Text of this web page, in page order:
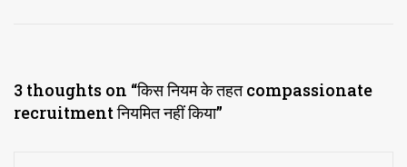
3 thoughts on “किस नियम के तहत compassionate
recruitment नियमित नहीं किया”